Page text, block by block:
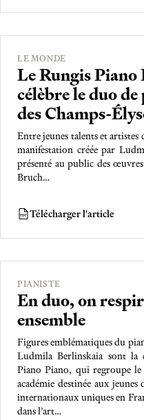
LE MONDE
Le Rungis Piano
célèbre le duo
des Champs-
Entre jeunes talents et
manifestation créée par
présenté au public des
Bruch…
PDF Télécharger l'article
PIANISTE
En duo, on
ensemble
Figures emblématiques du
Ludmila Berlinskaia sont la
Piano Piano, qui regroupe
académie destinée aux
internationaux uniques en
dans l’art…